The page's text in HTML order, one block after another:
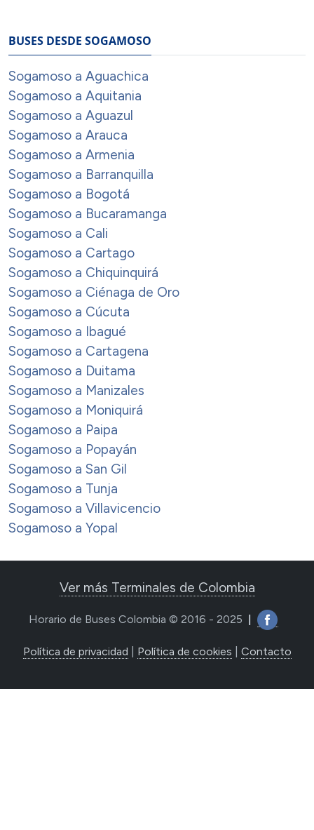
BUSES DESDE SOGAMOSO
Sogamoso a Aguachica
Sogamoso a Aquitania
Sogamoso a Aguazul
Sogamoso a Arauca
Sogamoso a Armenia
Sogamoso a Barranquilla
Sogamoso a Bogotá
Sogamoso a Bucaramanga
Sogamoso a Cali
Sogamoso a Cartago
Sogamoso a Chiquinquirá
Sogamoso a Ciénaga de Oro
Sogamoso a Cúcuta
Sogamoso a Ibagué
Sogamoso a Cartagena
Sogamoso a Duitama
Sogamoso a Manizales
Sogamoso a Moniquirá
Sogamoso a Paipa
Sogamoso a Popayán
Sogamoso a San Gil
Sogamoso a Tunja
Sogamoso a Villavicencio
Sogamoso a Yopal
Ver más Terminales de Colombia
Horario de Buses Colombia © 2016 - 2025
Política de privacidad Política de cookies Contacto